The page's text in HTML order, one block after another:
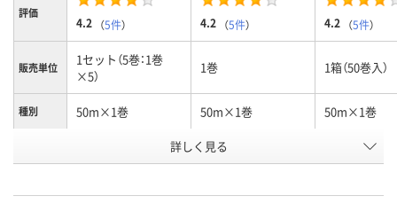
評価
4.2 （5件） 4.2 （5件） 4.2 （5件）
販売単位
1セット（5巻：1巻
×5）
1巻 1箱（50巻入）
種別 50m×1巻 50m×1巻 50m×1巻
カッターなし カッターなし
NR72641 3494156 NR72642
詳しく見る